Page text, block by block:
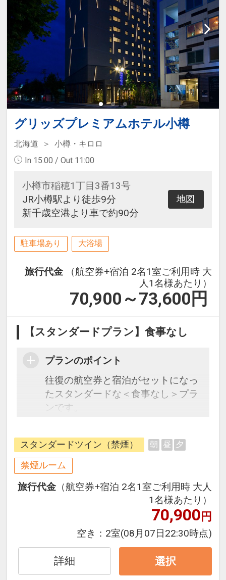
グリッズプレミアムホテル小樽
北海道
小樽・キロロ
In 15:00 / Out 11:00
小樽市稲穂1丁目3番13号
JR小樽駅より徒歩9分
新千歳空港より車で約90分
地図
駐車場あり 大浴場
旅行代金
（航空券+宿泊 2名1室ご利用時 大
人1名様あたり）
70,900～73,600 円
【スタンダードプラン】食事なし
プランのポイント
往復の航空券と宿泊がセットになっ
たスタンダードな＜食事なし＞プラ
ンです。
できるダイナミックパッケージだか
ら、一都市滞在はもちろん周遊旅行
にも最適！
旅行期間中の1泊だけの宿泊や延
泊・飛び泊なども自由自在です。
フライトは、安心のJAL（または
JALグループ）確約！フライトマイ
ル50%貯まります。
通・体験プランなどの追加（同時予
約）が可能なプランもございます。
スタンダードツイン（禁煙） 朝 昼 夕
禁煙ルーム
旅行代金 （航空券+宿泊 2名1室ご利用時 大人
1名様あたり）
70,900円
空き： 2室(08月07日22:30時点)
詳細 選択